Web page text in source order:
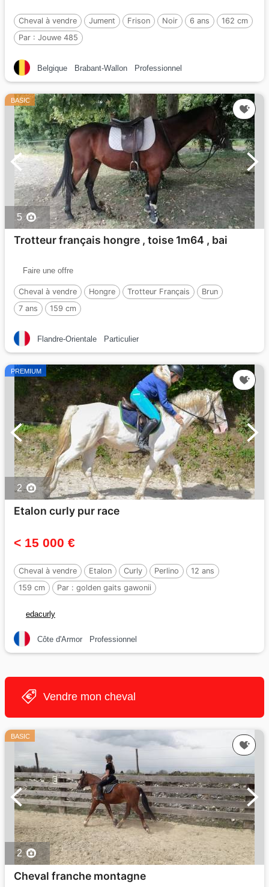
Cheval à vendre Jument Frison Noir 6 ans
162 cm
Par : Jouwe 485
Belgique Brabant-Wallon Professionnel
BASIC
5
Trotteur français hongre , toise 1m64 , bai
Faire une offre
Cheval à vendre Hongre Trotteur Français
Brun
7 ans
159 cm
Flandre-Orientale Particulier
PREMIUM
2
Etalon curly pur race
< 15 000 €
Cheval à vendre Etalon Curly Perlino
12 ans
159 cm
Par : golden gaits gawonii
edacurly
Côte d'Armor Professionnel
Vendre mon cheval
BASIC
2
Cheval franche montagne